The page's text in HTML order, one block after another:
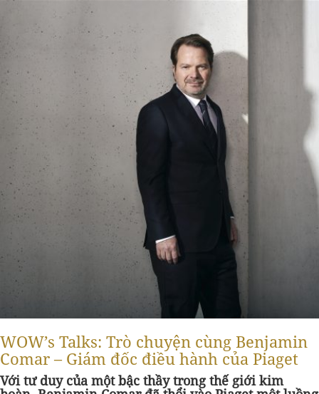
WOW’s Talks: Trò chuyện cùng Benjamin
Comar – Giám đốc điều hành của Piaget
Với tư duy của một bậc thầy trong thế giới kim